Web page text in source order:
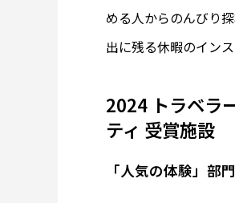
める人からのんびり
出に残る休暇のイン
2024 トラベラ
ティ 受賞施設
「人気の体験」部門